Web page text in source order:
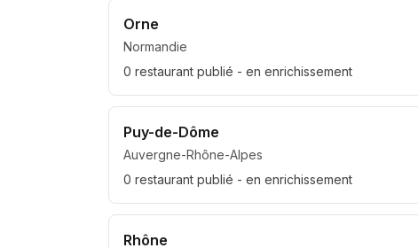
Orne
Normandie
0 restaurant publié - en enrichissement
Puy-de-Dôme
Auvergne-Rhône-Alpes
0 restaurant publié - en enrichissement
Rhône